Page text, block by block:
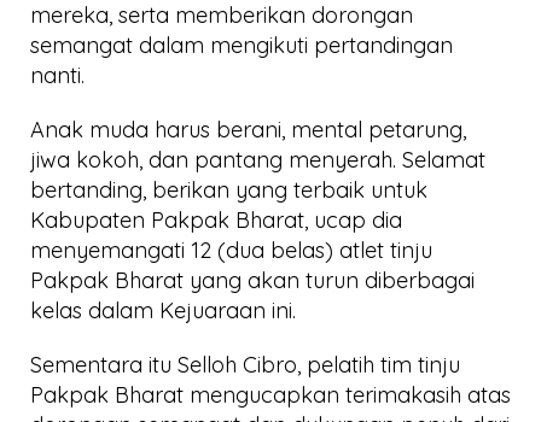
mereka, serta memberikan dorongan
semangat dalam mengikuti pertandingan
nanti.
Anak muda harus berani, mental petarung,
jiwa kokoh, dan pantang menyerah. Selamat
bertanding, berikan yang terbaik untuk
Kabupaten Pakpak Bharat, ucap dia
menyemangati 12 (dua belas) atlet tinju
Pakpak Bharat yang akan turun diberbagai
kelas dalam Kejuaraan ini.
Sementara itu Selloh Cibro, pelatih tim tinju
Pakpak Bharat mengucapkan terimakasih atas